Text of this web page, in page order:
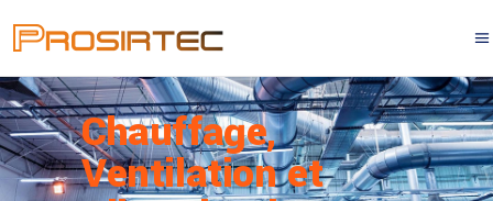
Chauffage,
Ventilation et